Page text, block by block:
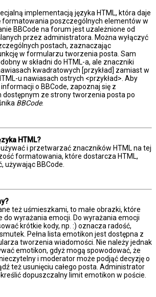
implementacją języka HTML, która daje
formatowania poszczególnych elementów w
BBCode na forum jest uzależnione od
przez administratora. Można wyłączyć
postach, zaznaczając
w formularzu tworzenia posta. Sam
w składni do HTML-a, ale znaczniki
kwadratowych [przykład] zamiast w
u nawiasach ostrych <przykład>. Aby
o BBCode, zapoznaj się z
dostępnym ze strony tworzenia posta po
BBCode.
HTML?
używać i przetwarzać znaczników HTML na tej
formatowania, które dostarcza HTML,
używając BBCode.
też uśmieszkami, to małe obrazki, które
do wyrażania emocji. Do wyrażania emocji
krótkie kody, np. :) oznacza radość,
Pełna lista emotikon jest dostępna z
tworzenia wiadomości. Nie należy jednak
emotikon, gdyż mogą spowodować, że
i moderator może podjąć decyzję o
też usunięciu całego posta. Administrator
dopuszczalny limit emotikon w poście.